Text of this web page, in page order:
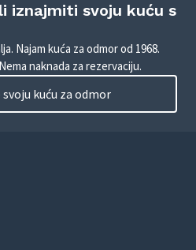
iznajmiti svoju kuću s
Najam kuća za odmor od 1968.
naknada za rezervaciju.
kuću za odmor